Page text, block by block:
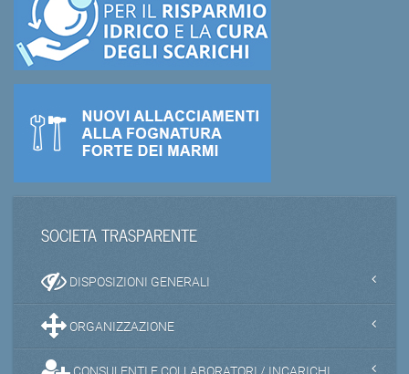
SOCIETA TRASPARENTE
DISPOSIZIONI GENERALI
ORGANIZZAZIONE
CONSULENTI E COLLABORATORI / INCARICHI